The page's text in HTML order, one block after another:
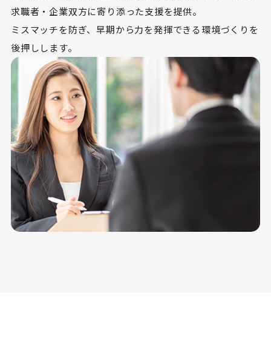
求職者・企業双方に寄り添った支援を提供。
ミスマッチを防ぎ、早期から力を発揮できる環境づくりを
後押しします。